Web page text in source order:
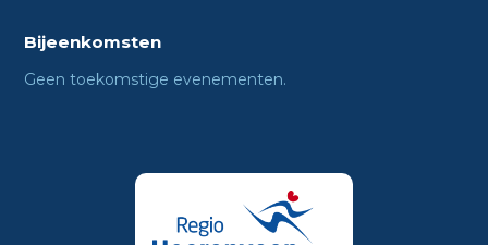
Bijeenkomsten
Geen toekomstige evenementen.